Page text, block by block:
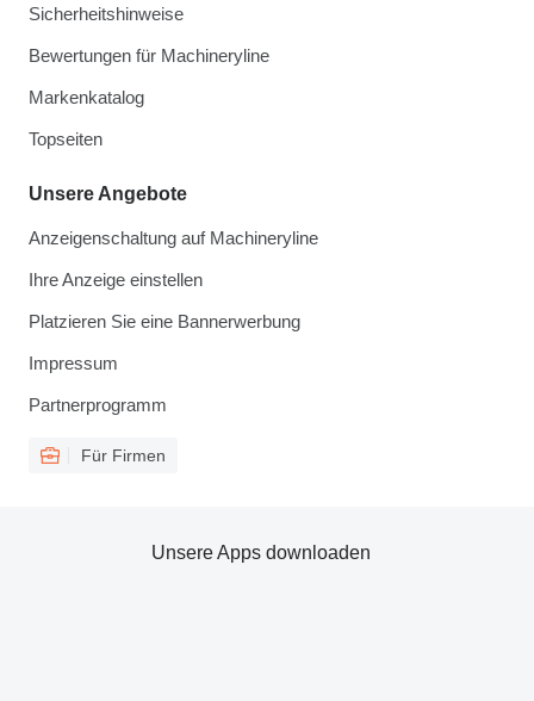
Sicherheitshinweise
Bewertungen für Machineryline
Markenkatalog
Topseiten
Unsere Angebote
Anzeigenschaltung auf Machineryline
Ihre Anzeige einstellen
Platzieren Sie eine Bannerwerbung
Impressum
Partnerprogramm
Für Firmen
Unsere Apps downloaden